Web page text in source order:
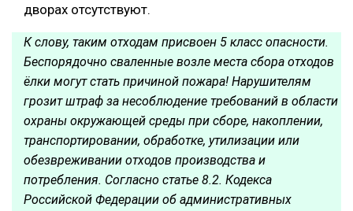
дворах отсутствуют.
К слову, таким отходам присвоен 5 класс опасности.
Беспорядочно сваленные возле места сбора отходов
ёлки могут стать причиной пожара! Нарушителям
грозит штраф за несоблюдение требований в области
охраны окружающей среды при сборе, накоплении,
транспортировании, обработке, утилизации или
обезвреживании отходов производства и
потребления. Согласно статье 8.2. Кодекса
Российской Федерации об административных